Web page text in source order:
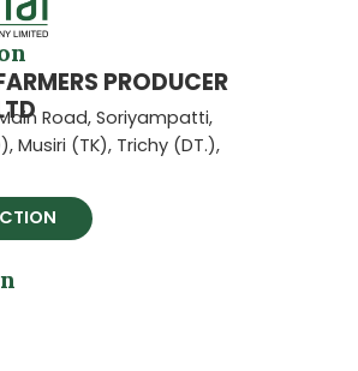
PRODUCER
Road, Soriyampatti,
Musiri (TK), Trichy (DT.),